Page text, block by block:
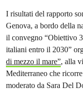
I risultati del rapporto
Genova, a bordo della
il convegno “Obiettivo
italiani entro il 2030”
di mezzo il mare”, alla
Mediterraneo che
moderato da Sara Del